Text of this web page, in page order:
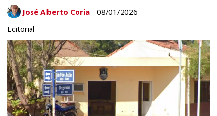
Editorial
08/01/2026
José Alberto Coria